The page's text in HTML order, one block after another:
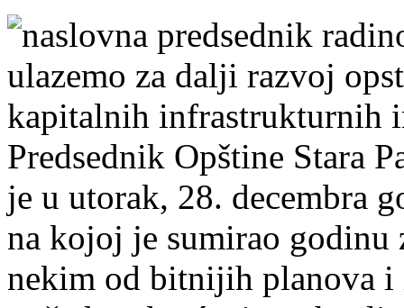
Predsednik Opštine Stara
je u utorak, 28. decembra
na kojoj je sumirao godinu
nekim od bitnijih planova i